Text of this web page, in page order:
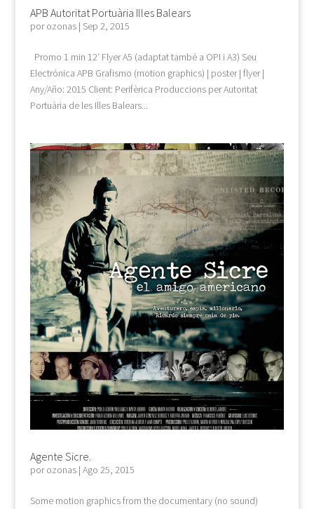
APB Autoritat Portuària Illes Balears
porozonas| Sep 2, 2015
Promo 1 min 12′ Flyer A5 (adaptat també a OPI i A3) Seu
Electrónica APB Grafismo (motion graphics) | poster | flyer |
Any/Año: 2015 Client: Perifèrica Produccions per Autoritat
Portuària de les Illes Balears...
Agente Sicre.
porozonas| Ago 25, 2015
Some motion graphics from the documentary (no sound)